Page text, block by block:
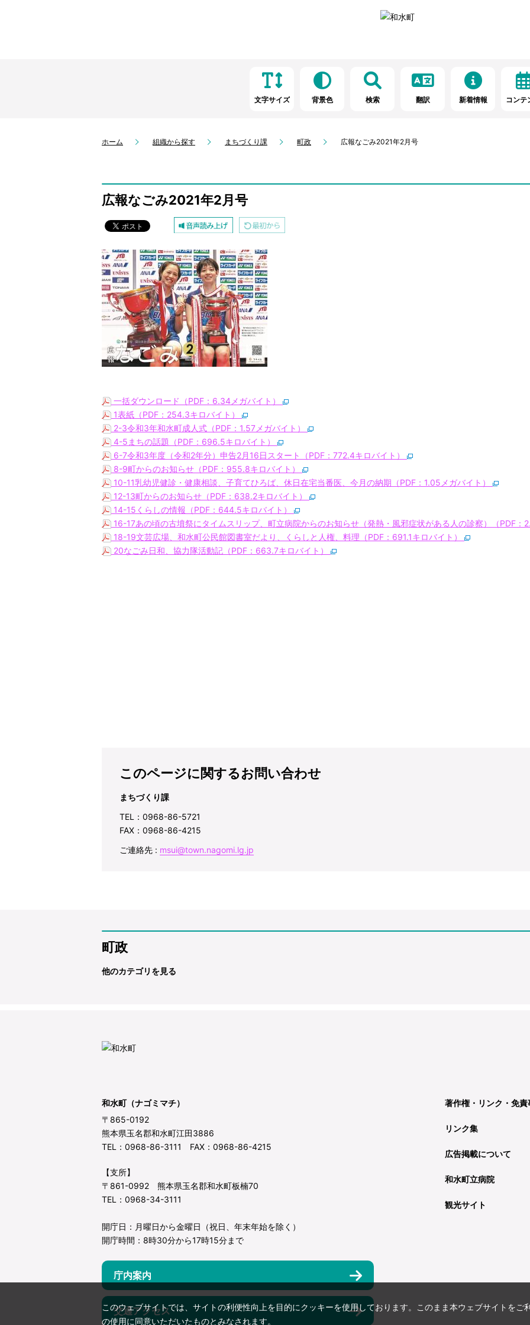
文字サイズ 背景色 検索 翻訳 新着情報 コンテ
ホーム 組織から探す まちづくり課 町政 広報なごみ2021年2月号
広報なごみ2021年2月号
一括ダウンロード（PDF：6.34メガバイト）
1表紙（PDF：254.3キロバイト）
2-3令和3年和水町成人式（PDF：1.57メガバイト）
4-5まちの話題（PDF：696.5キロバイト）
6-7令和3年度（令和2年分）申告2月16日スタート（PDF：772.4キロバイト）
8-9町からのお知らせ（PDF：955.8キロバイト）
10-11乳幼児健診・健康相談、子育てひろば、休日在宅当番医、今月の納期（PDF：1.05メガバイト）
12-13町からのお知らせ（PDF：638.2キロバイト）
14-15くらしの情報（PDF：644.5キロバイト）
16-17あの頃の古墳祭にタイムスリップ、町立病院からのお知らせ（発熱・風邪症状がある人の診察）（PDF：
18-19文芸広場、和水町公民館図書室だより、くらしと人権、料理（PDF：691.1キロバイト）
20なごみ日和、協力隊活動記（PDF：663.7キロバイト）
このページに関するお問い合わせ
まちづくり課
TEL：0968-86-5721
FAX：0968-86-4215
ご連絡先 : msui@town.nagomi.lg.jp
町政
他のカテゴリを見る
和水町（ナゴミマチ）
〒865-0192
熊本県玉名郡和水町江田3886
TEL：0968-86-3111 FAX：0968-86-4215
【支所】
〒861-0992 熊本県玉名郡和水町板楠70
TEL：0968-34-3111
開庁日：月曜日から金曜日（祝日、年末年始を除く）
開庁時間：8時30分から17時15分まで
庁内案内
交通アクセス
著作権・リンク・免責
リンク集
広告掲載について
和水町立病院
観光サイト
このウェブサイトでは、サイトの利便性向上を目的にクッキーを使用しております。このまま本ウェブサイトをご
の使用に同意いただいたものとみなされます。